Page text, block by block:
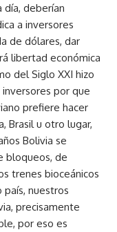
día, deberían
a inversores
de dólares, dar
libertad económica
del Siglo XXI hizo
por que
prefiere hacer
Brasil u otro lugar,
Bolivia se
bloqueos, de
trenes bioceánicos
nuestros
precisamente
por eso es